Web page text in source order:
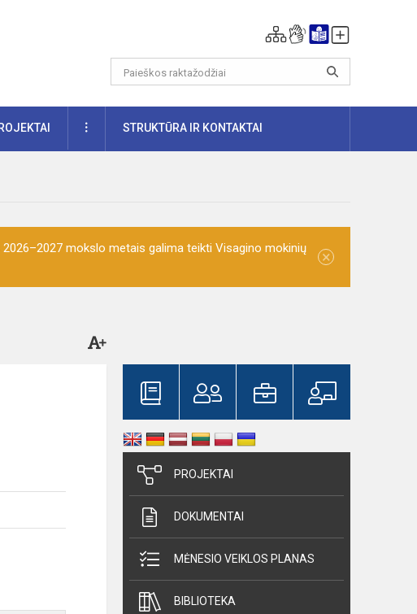
DAUGIAUSTRUKTŪRA IR KONTAKTAI
mokslo metais galima teikti Visagino mokinių
×
PROJEKTAI
DOKUMENTAI
MĖNESIO VEIKLOS PLANAS
BIBLIOTEKA